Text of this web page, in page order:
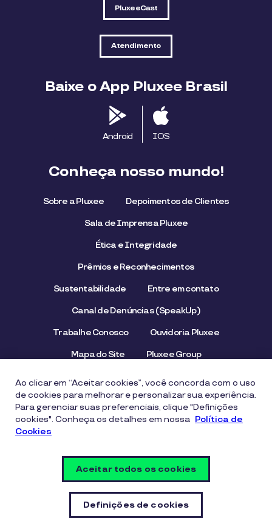
PluxeeCast
Atendimento
Baixe o App Pluxee Brasil
Android IOS
Conheça nosso mundo!
Sobre a Pluxee Depoimentos de Clientes
Sala de Imprensa Pluxee
Ética e Integridade
Prêmios e Reconhecimentos
Sustentabilidade Entre em contato
Canal de Denúncias (SpeakUp)
Trabalhe Conosco Ouvidoria Pluxee
Mapa do Site Pluxee Group
Aviso de Privacidade Termos de uso
Segurança Digital e Prevenção a Fraudes
Vulnerability Disclosure Policy Definições de cookies
Ao clicar em “Aceitar cookies”, você concorda com o uso
de cookies para melhorar e personalizar sua experiência.
Para gerenciar suas preferenciais, clique "Definições
cookies". Conheça os detalhes em nossa Política de
Cookies
Definições de cookies
Aceitar todos os cookies